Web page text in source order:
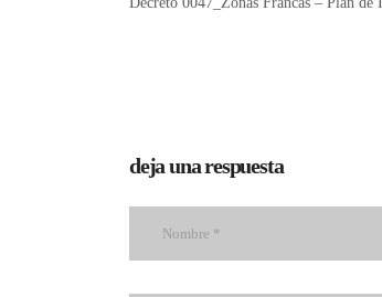
deja una respuesta